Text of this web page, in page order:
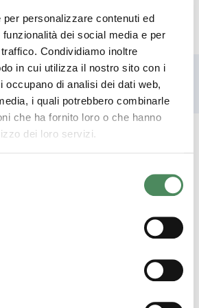
personalizzare contenuti ed
dei social media e per
Condividiamo inoltre
in cui utilizza il nostro sito con i
occupano di analisi dei dati web,
i quali potrebbero combinarle
che ha fornito loro o che hanno
dei loro servizi.
idee di cucina
offrirvi sempre contenuti
prodotti. Se sei